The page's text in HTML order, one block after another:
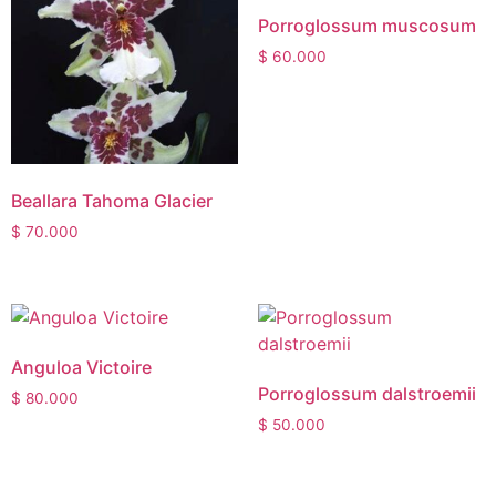
Beallara Tahoma Glacier
$ 70.000
Porroglossum muscosum
$ 60.000
Anguloa Victoire
$ 80.000 Porroglossum dalstroemii
$ 50.000